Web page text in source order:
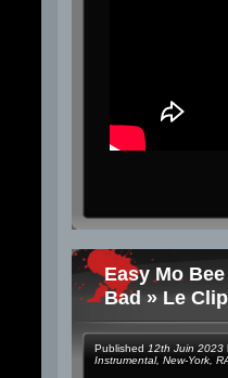
Easy Mo
Bad » Le Clip
Published 12th Juin 2023
Instrumental, New-York